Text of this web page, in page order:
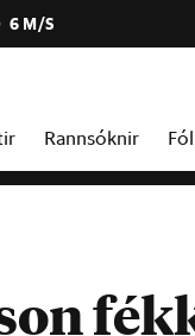
6 M/S
Rannsóknir